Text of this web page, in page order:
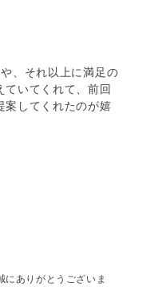
、それ以上に満足の
ていてくれて、前回
案してくれたのが嬉
にありがとうございま